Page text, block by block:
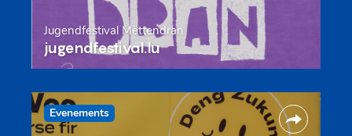
Jugendfestival Mëttendran
jugendfestival.lu
Evenements